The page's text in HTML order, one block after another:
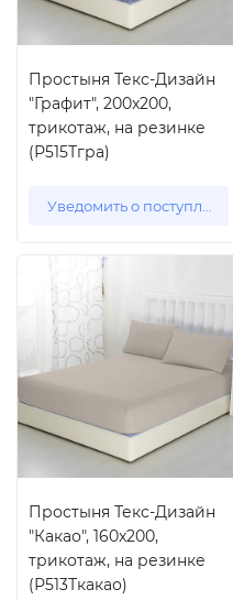
Простыня Текс-Дизайн
"Графит", 200x200,
трикотаж, на резинке
(Р515Тгра)
Уведомить о поступлении
Простыня Текс-Дизайн
"Какао", 160x200,
трикотаж, на резинке
(Р513Ткакао)